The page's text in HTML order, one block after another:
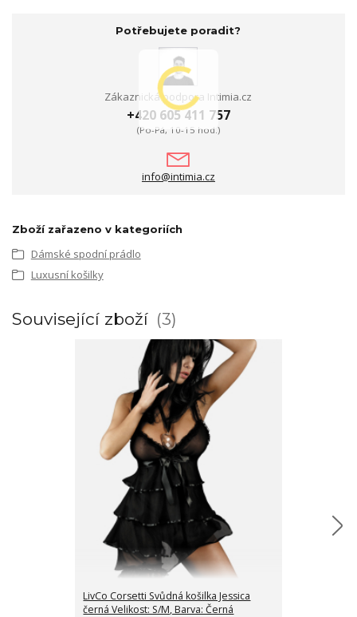
Potřebujete poradit?
Zákaznická podpora Intimia.cz
+420 605 411 757
(Po-Pá, 10-15 hod.)
info@intimia.cz
Zboží zařazeno v kategoriích
Dámské spodní prádlo
Luxusní košilky
Související zboží 3
LivCo Corsetti Svůdná košilka Jessica
černá Velikost: S/M, Barva: Černá